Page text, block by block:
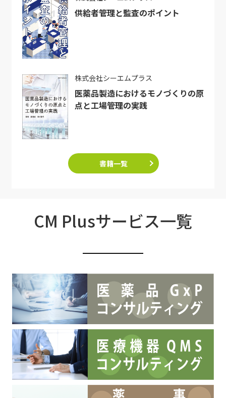
供給者管理と監査のポイント
株式会社シーエムプラス
医薬品製造におけるモノづくりの原
点と工場管理の実践
書籍一覧
CM Plusサービス一覧